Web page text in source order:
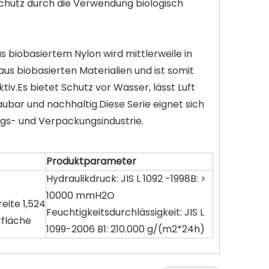
durch die Verwendung biologisch
biobasiertem Nylon wird mittlerweile in
biobasierten Materialien und ist somit
bietet Schutz vor Wasser, lässt Luft
und nachhaltig.Diese Serie eignet sich
und Verpackungsindustrie.
Produktparameter
1,524
Hydraulikdruck: JIS L 1092 -1998B: >
10000 mmH2O
Feuchtigkeitsdurchlässigkeit: JIS L
1099-2006 B1: 210.000 g/(m2*24h)